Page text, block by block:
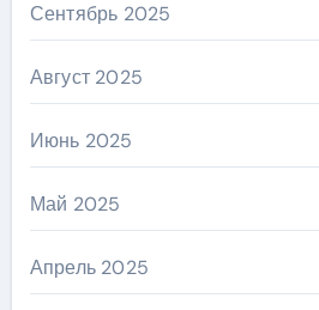
Сентябрь 2025
Август 2025
Июнь 2025
Май 2025
Апрель 2025